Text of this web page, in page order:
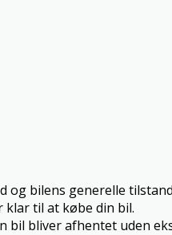
bilens generelle
til at købe din bil.
bliver afhentet uden